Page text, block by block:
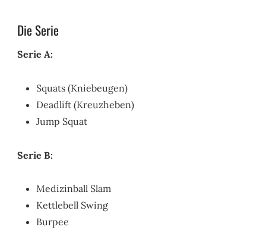
Die Serie
Serie A:
Squats (Kniebeugen)
Deadlift (Kreuzheben)
Jump Squat
Serie B:
Medizinball Slam
Kettlebell Swing
Burpee